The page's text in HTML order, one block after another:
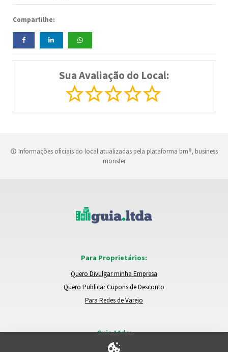
Compartilhe:
Sua Avaliação do Local:
Informações oficiais do local atualizadas pela plataforma bm®, business
monster
Para Proprietários:
Quero Divulgar minha Empresa
Quero Publicar Cupons de Desconto
Para Redes de Varejo
Guia.Ltda:
Locais e Empresas